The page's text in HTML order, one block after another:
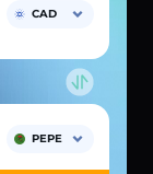
CAD
PEPE